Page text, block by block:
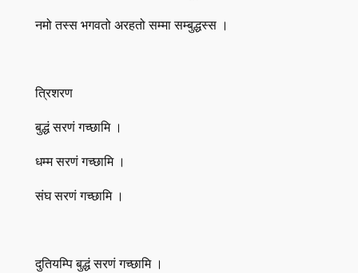
नमो तस्स भगवतो अरहतो सम्मा सम्बुद्धस्स ।
त्रिशरण
बुद्धं सरणं गच्छामि ।
धम्म सरणं गच्छामि ।
संघ सरणं गच्छामि ।
दुतियम्पि बुद्धं सरणं गच्छामि ।